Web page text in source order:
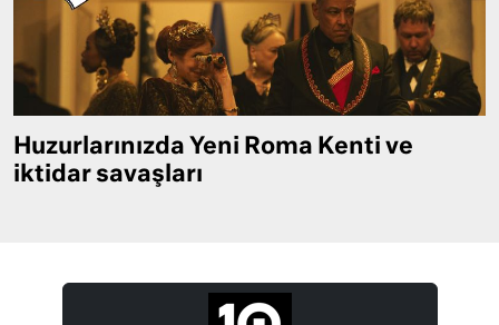
Huzurlarınızda Yeni Roma Kenti ve
iktidar savaşları